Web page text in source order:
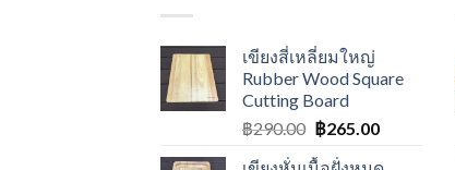
เขียงสี่เหลี่ยมใหญ่
Rubber Wood Square
Cutting Board
฿290.00 ฿265.00